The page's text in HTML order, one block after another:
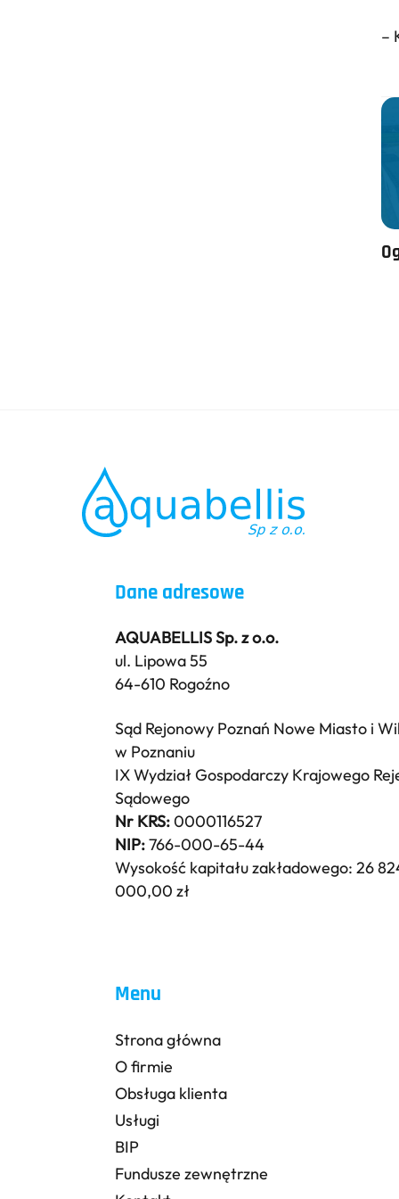
–
Dane adresowe
AQUABELLIS Sp. z o.o.
ul. Lipowa 55
64-610 Rogoźno
Sąd Rejonowy Poznań Nowe Miasto i
w Poznaniu
IX Wydział Gospodarczy Krajowego
Sądowego
Nr KRS:0000116527
NIP:766-000-65-44
Wysokość kapitału zakładowego: 26
000,00 zł
Menu
Strona główna
O firmie
Obsługa klienta
Usługi
BIP
Fundusze zewnętrzne